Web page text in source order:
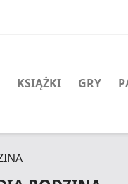
KSIĄŻKI GRY